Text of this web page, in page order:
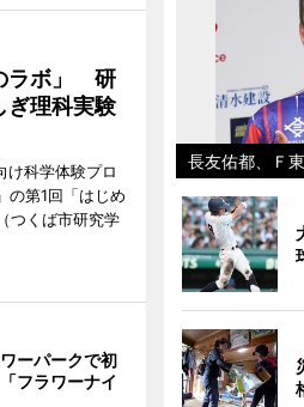
ラボ」 研
ぎ理科実験
け科学体験プロ
の第1回「はじめ
つくば市研究学
ーパークで初
フラワーナイ
長友佑都、Ｆ